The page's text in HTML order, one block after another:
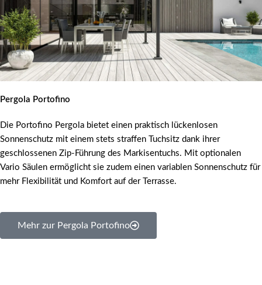
Pergola Portofino
Die Portofino Pergola bietet einen praktisch lückenlosen
Sonnenschutz mit einem stets straffen Tuchsitz dank ihrer
geschlossenen Zip-Führung des Markisentuchs. Mit optionalen
Vario Säulen ermöglicht sie zudem einen variablen Sonnenschutz für
mehr Flexibilität und Komfort auf der Terrasse.
Mehr zur Pergola Portofino